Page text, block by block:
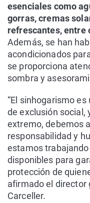
esenciales como
gorras, cremas
refrescantes, entre
Además, se han
acondicionados
se proporciona
sombra y
“El sinhogarismo
de exclusión social,
extremo, debemos
responsabilidad y
estamos
disponibles para
protección de
afirmado el director
Carceller.